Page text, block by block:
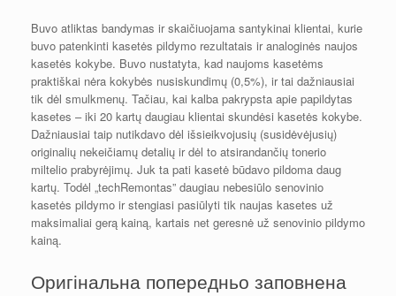
Buvo atliktas bandymas ir skaičiuojama santykinai klientai, kurie
buvo patenkinti kasetės pildymo rezultatais ir analoginės naujos
kasetės kokybe. Buvo nustatyta, kad naujoms kasetėms
praktiškai nėra kokybės nusiskundimų (0,5%), ir tai dažniausiai
tik dėl smulkmenų. Tačiau, kai kalba pakrypsta apie papildytas
kasetes – iki 20 kartų daugiau klientai skundėsi kasetės kokybe.
Dažniausiai taip nutikdavo dėl išsieikvojusių (susidėvėjusių)
originalių nekeičiamų detalių ir dėl to atsirandančių tonerio
miltelio prabyrėjimų. Juk ta pati kasetė būdavo pildoma daug
kartų. Todėl „techRemontas” daugiau nebesiūlo senovinio
kasetės pildymo ir stengiasi pasiūlyti tik naujas kasetes už
maksimaliai gerą kainą, kartais net geresnė už senovinio pildymo
kainą.
Оригінальна попередньо заповнена